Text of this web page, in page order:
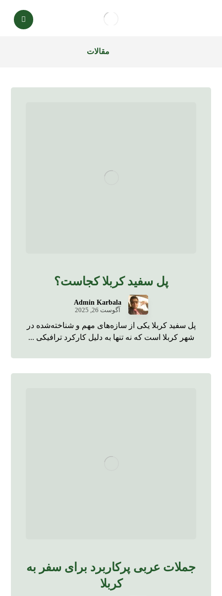
مقالات
پل سفید کربلا کجاست؟
Admin Karbala
آگوست 26, 2025
پل سفید کربلا یکی از سازه‌های مهم و شناخته‌شده در
شهر کربلا است که نه تنها به دلیل کارکرد ترافیکی ...
جملات عربی پرکاربرد برای سفر به
کربلا